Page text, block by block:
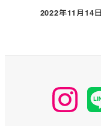
投稿日
2022年11月14日
【